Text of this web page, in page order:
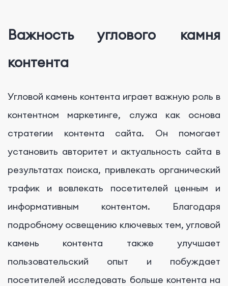
Важность углового камня
контента
Угловой камень контента играет важную роль в
контентном маркетинге, служа как основа
стратегии контента сайта. Он помогает
установить авторитет и актуальность сайта в
результатах поиска, привлекать органический
трафик и вовлекать посетителей ценным и
информативным контентом. Благодаря
подробному освещению ключевых тем, угловой
камень контента также улучшает
пользовательский опыт и побуждает
посетителей исследовать больше контента на